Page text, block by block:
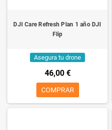
DJI Care Refresh Plan 1 año DJI
Flip
Asegura tu drone
46,00 €
COMPRAR